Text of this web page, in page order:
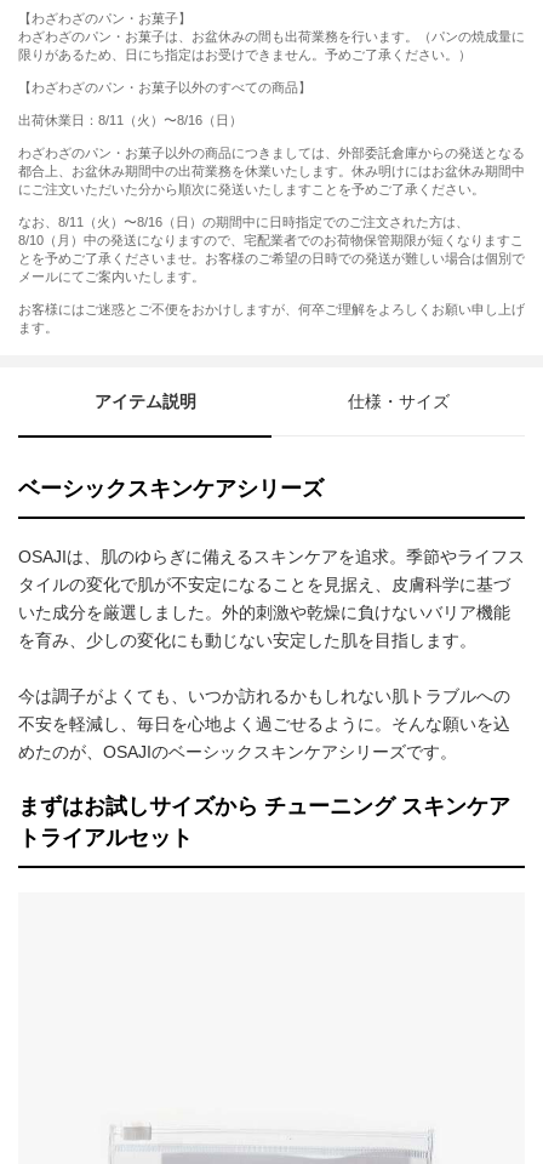
【わざわざのパン・お菓子】
わざわざのパン・お菓子は、お盆休みの間も出荷業務を行います。（パンの焼成量に
限りがあるため、日にち指定はお受けできません。予めご了承ください。）
【わざわざのパン・お菓子以外のすべての商品】
出荷休業日：8/11（火）〜8/16（日）
わざわざのパン・お菓子以外の商品につきましては、外部委託倉庫からの発送となる
都合上、お盆休み期間中の出荷業務を休業いたします。休み明けにはお盆休み期間中
にご注文いただいた分から順次に発送いたしますことを予めご了承ください。
なお、8/11（火）〜8/16（日）の期間中に日時指定でのご注文された方は、
8/10（月）中の発送になりますので、宅配業者でのお荷物保管期限が短くなりますこ
とを予めご了承くださいませ。お客様のご希望の日時での発送が難しい場合は個別で
メールにてご案内いたします。
お客様にはご迷惑とご不便をおかけしますが、何卒ご理解をよろしくお願い申し上げ
ます。
アイテム説明 仕様・サイズ
ベーシックスキンケアシリーズ
OSAJIは、肌のゆらぎに備えるスキンケアを追求。季節やライフス
タイルの変化で肌が不安定になることを見据え、皮膚科学に基づ
いた成分を厳選しました。外的刺激や乾燥に負けないバリア機能
を育み、少しの変化にも動じない安定した肌を目指します。
今は調子がよくても、いつか訪れるかもしれない肌トラブルへの
不安を軽減し、毎日を心地よく過ごせるように。そんな願いを込
めたのが、OSAJIのベーシックスキンケアシリーズです。
まずはお試しサイズから チューニング スキンケア
トライアルセット